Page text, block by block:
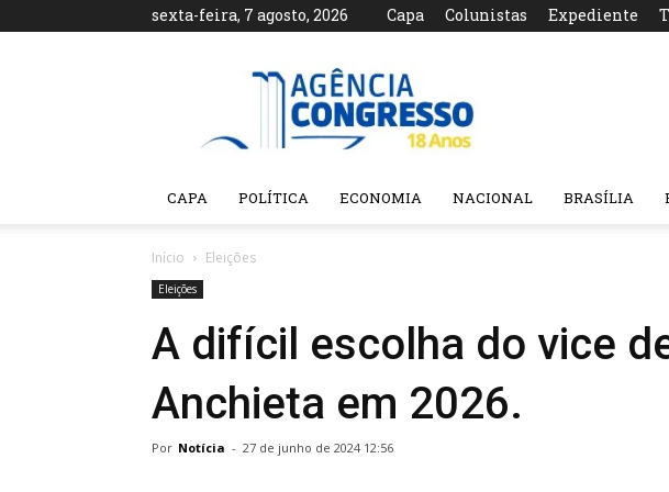
sexta-feira, 7 agosto, 2026 Capa Colunistas Expediente
Agência
CAPA POLÍTICA ECONOMIA NACIONAL BRASÍLIA
Início Eleições
Eleições
A difícil escolha do vice
Anchieta em 2026.
Por Notícia - 27 de junho de 2024 12:56